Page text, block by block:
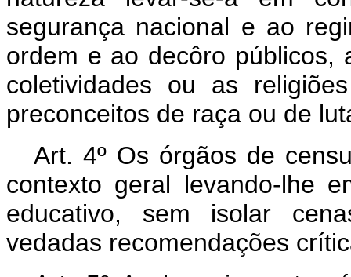
segurança nacional e ao
ordem e ao decôro públicos,
coletividades ou as
preconceitos de raça ou de
Art. 4º Os órgãos de
contexto geral levando-lhe
educativo, sem isolar
vedadas recomendações